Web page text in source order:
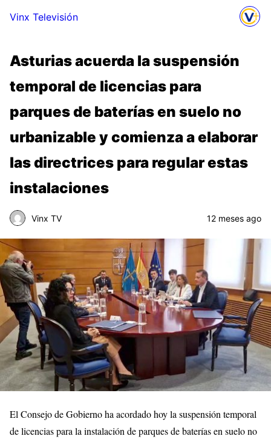
Vinx Televisión
Asturias acuerda la suspensión
temporal de licencias para
parques de baterías en suelo no
urbanizable y comienza a elaborar
las directrices para regular estas
instalaciones
Vinx TV 12 meses ago
El Consejo de Gobierno ha acordado hoy la suspensión temporal
de licencias para la instalación de parques de baterías en suelo no